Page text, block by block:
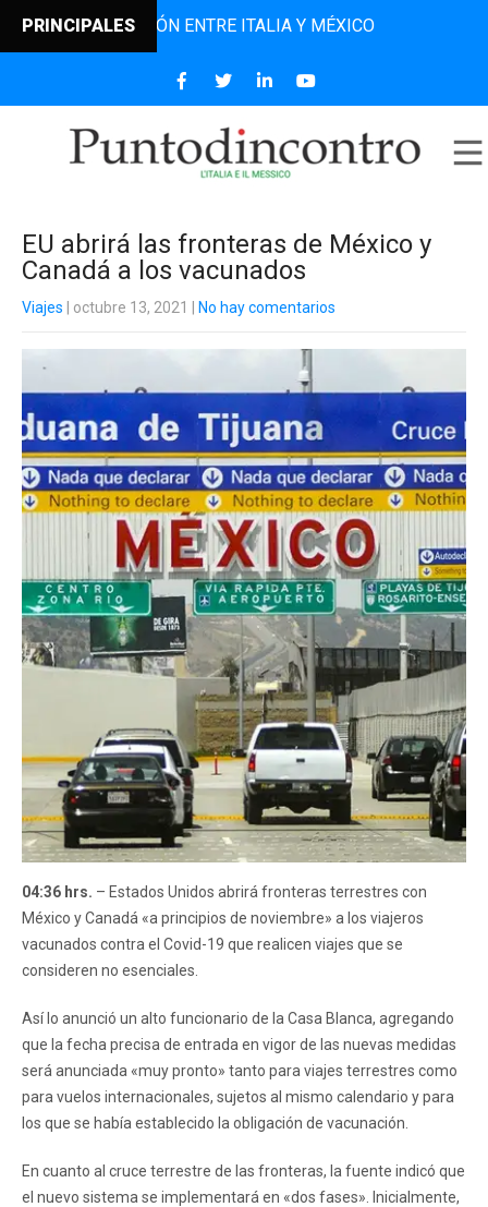
PRINCIPALES
LA RELACIÓN ENTRE ITALIA Y MÉXICO
EU abrirá las fronteras de México y
Canadá a los vacunados
Viajes | octubre 13, 2021 No hay comentarios
04:36 hrs. – Estados Unidos abrirá fronteras terrestres con
México y Canadá «a principios de noviembre» a los viajeros
vacunados contra el Covid-19 que realicen viajes que se
consideren no esenciales.
Así lo anunció un alto funcionario de la Casa Blanca, agregando
que la fecha precisa de entrada en vigor de las nuevas medidas
será anunciada «muy pronto» tanto para viajes terrestres como
para vuelos internacionales, sujetos al mismo calendario y para
los que se había establecido la obligación de vacunación.
En cuanto al cruce terrestre de las fronteras, la fuente indicó que
el nuevo sistema se implementará en «dos fases». Inicialmente,